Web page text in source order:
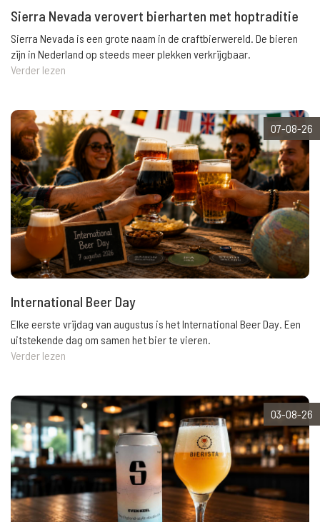
Sierra Nevada verovert bierharten met hoptraditie
Sierra Nevada is een grote naam in de craftbierwereld. De bieren
zijn in Nederland op steeds meer plekken verkrijgbaar.
Verder lezen
07-08-26
International Beer Day
Elke eerste vrijdag van augustus is het International Beer Day. Een
uitstekende dag om samen het bier te vieren.
Verder lezen
03-08-26